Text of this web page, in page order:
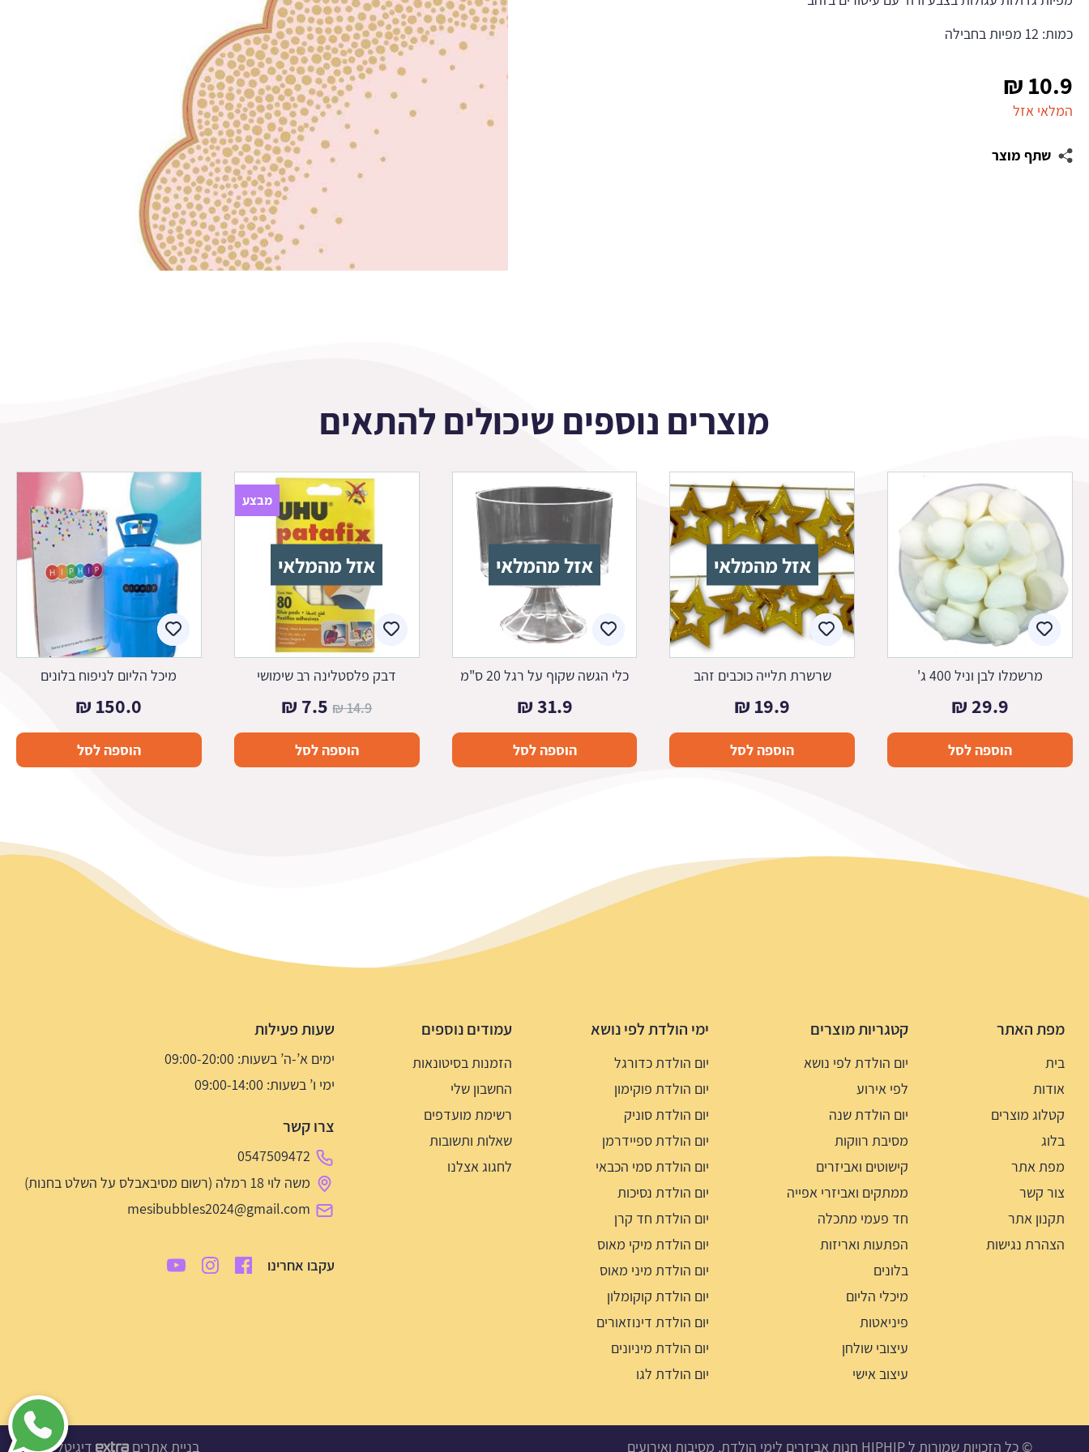
כמות: 12 מפיות בחבילה
10.9
₪
המלאי אזל
שתף מוצר
מוצרים נוספים שיכולים להתאים
מרשמלו לבן וניל 400 ג'
29.9
₪
הוספה לסל
אזל מהמלאי
שרשרת תלייה כוכבים זהב
19.9
₪
הוספה לסל
אזל מהמלאי
כלי הגשה שקוף על רגל 20 ס"מ
31.9
₪
הוספה לסל
אזל מהמלאי
מבצע
דבק פלסטלינה רב שימושי
14.9
₪ המחיר
המקורי
היה:
7.5
₪המחיר
הנוכחי
הוספה לסל
מיכל הליום לניפוח בלונים
150.0
₪
הוספה לסל
מפת האתר
בית
אודות
קטלוג מוצרים
בלוג
מפת אתר
צור קשר
תקנון אתר
הצהרת נגישות
קטגריות מוצרים
יום הולדת לפי נושא
לפי אירוע
יום הולדת שנה
מסיבת רווקות
קישוטים ואביזרים
ממתקים ואביזרי אפייה
חד פעמי מתכלה
הפתעות ואריזות
בלונים
מיכלי הליום
פיניאטות
עיצובי שולחן
עיצוב אישי
ימי הולדת לפי נושא
יום הולדת כדורגל
יום הולדת פוקימון
יום הולדת סוניק
יום הולדת ספיידרמן
יום הולדת סמי הכבאי
יום הולדת נסיכות
יום הולדת חד קרן
יום הולדת מיקי מאוס
יום הולדת מיני מאוס
יום הולדת קוקומלון
יום הולדת דינוזאורים
יום הולדת מיניונים
יום הולדת לגו
עמודים נוספים
הזמנות בסיטונאות
החשבון שלי
רשימת מועדפים
שאלות ותשובות
לחגוג אצלנו
שעות פעילות
ימים א’-ה’ בשעות: 09:00-20:00
ימי ו’ בשעות: 09:00-14:00
צרו קשר
0547509472
משה לוי 18 רמלה (רשום מסיבאבלס על השלט בחנות)
mesibubbles2024@gmail.com
עקבו אחרינו
© כל הזכויות שמורות ל HIPHIP חנות אביזרים לימי הולדת, מסיבות ואירועים בניית אתרים דיגיטל